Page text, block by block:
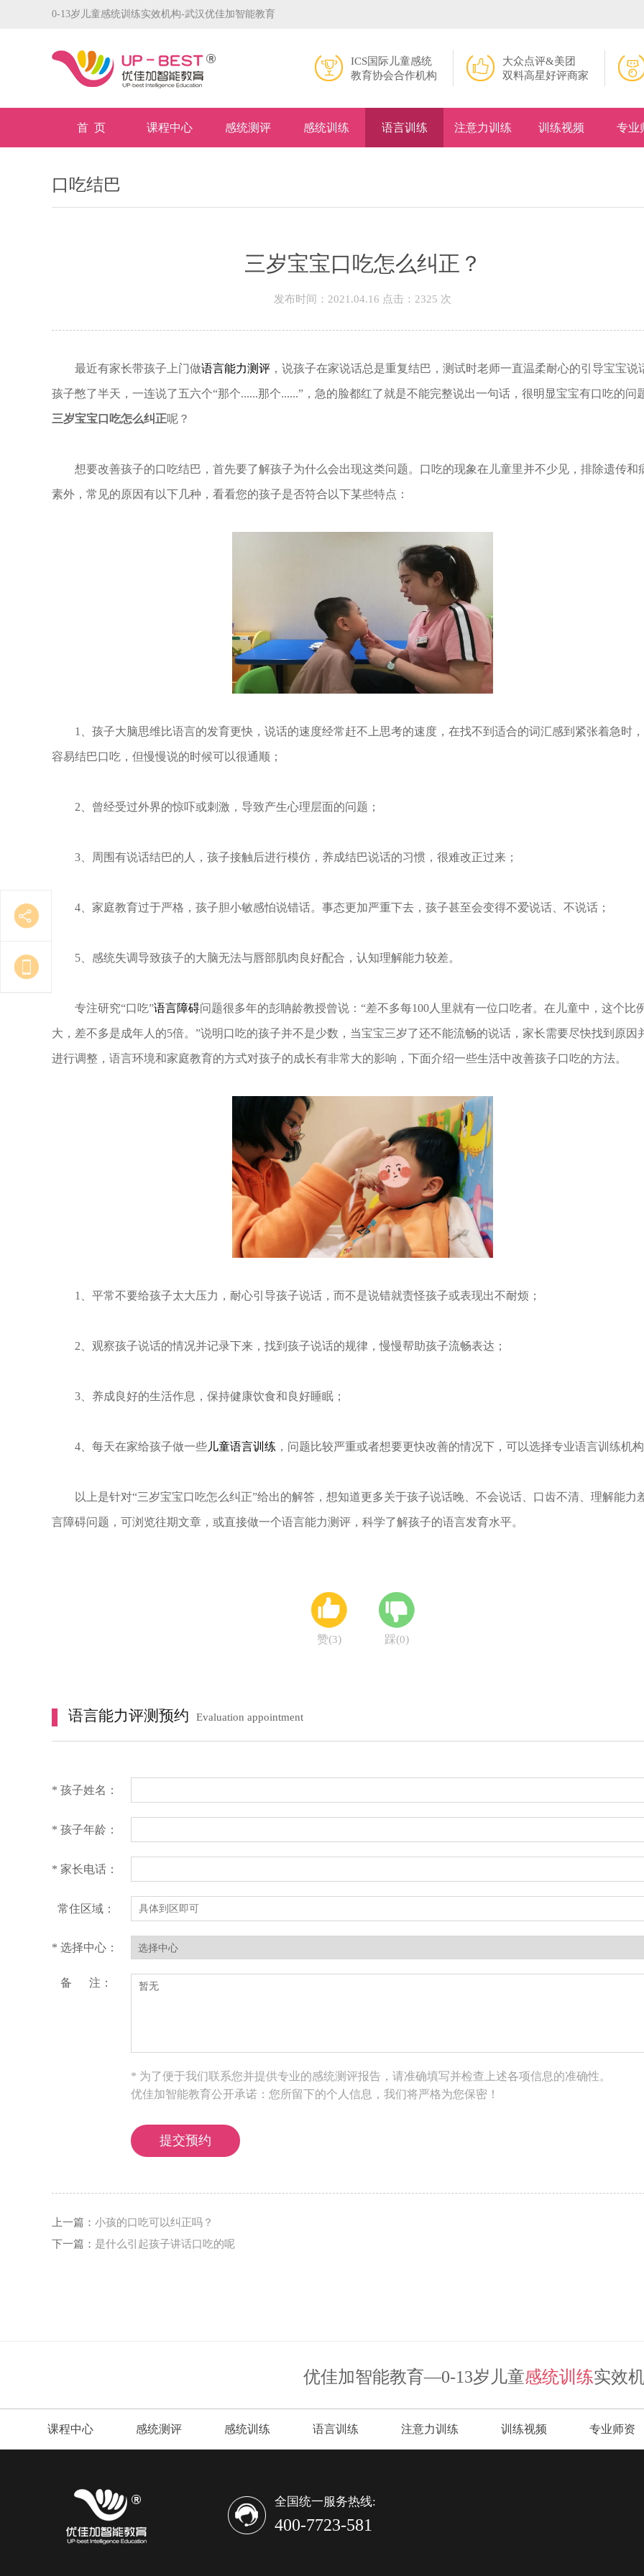
0-13岁儿童感统训练实效机构-武汉优佳加智能教育
大众点评&美团
双料高星好评商家
ICS国际儿童感统
教育协会合作机构
首 页 课程中心 感统测评 感统训练 语言训练 注意力训练 训练视频 专业
口吃结巴
三岁宝宝口吃怎么纠正？
发布时间：2021.04.16 点击：2325 次
最近有家长带孩子上门做语言能力测评 ，说孩子在家说话总是重复结巴，测试时老师一直温柔耐心的引导宝宝说
孩子憋了半天，一连说了五六个“那个......那个......”，急的脸都红了就是不能完整说出一句话，很明显宝宝有口吃的问
三岁宝宝口吃怎么纠正呢？
想要改善孩子的口吃结巴，首先要了解孩子为什么会出现这类问题。口吃的现象在儿童里并不少见，排除遗传和
素外，常见的原因有以下几种，看看您的孩子是否符合以下某些特点：
1、孩子大脑思维比语言的发育更快，说话的速度经常赶不上思考的速度，在找不到适合的词汇感到紧张着急时
容易结巴口吃，但慢慢说的时候可以很通顺；
2、曾经受过外界的惊吓或刺激，导致产生心理层面的问题；
3、周围有说话结巴的人，孩子接触后进行模仿，养成结巴说话的习惯，很难改正过来；
4、家庭教育过于严格，孩子胆小敏感怕说错话。事态更加严重下去，孩子甚至会变得不爱说话、不说话；
5、感统失调导致孩子的大脑无法与唇部肌肉良好配合，认知理解能力较差。
专注研究“口吃”语言障碍问题很多年的彭聃龄教授曾说：“差不多每100人里就有一位口吃者。在儿童中，这个比
大，差不多是成年人的5倍。”说明口吃的孩子并不是少数，当宝宝三岁了还不能流畅的说话，家长需要尽快找到原因
进行调整，语言环境和家庭教育的方式对孩子的成长有非常大的影响，下面介绍一些生活中改善孩子口吃的方法。
1、平常不要给孩子太大压力，耐心引导孩子说话，而不是说错就责怪孩子或表现出不耐烦；
2、观察孩子说话的情况并记录下来，找到孩子说话的规律，慢慢帮助孩子流畅表达；
3、养成良好的生活作息，保持健康饮食和良好睡眠；
4、每天在家给孩子做一些 儿童语言训练 ，问题比较严重或者想要更快改善的情况下，可以选择专业语言训练机构
以上是针对“三岁宝宝口吃怎么纠正”给出的解答，想知道更多关于孩子说话晚、不会说话、口齿不清、理解能力
言障碍问题，可浏览往期文章，或直接做一个语言能力测评，科学了解孩子的语言发育水平。
赞(3) 踩(0)
语言能力评测预约 Evaluation appointment
* 孩子姓名：
* 孩子年龄：
* 家长电话：
常住区域：
* 选择中心：
备 注：
* 为了便于我们联系您并提供专业的感统测评报告，请准确填写并检查上述各项信息的准确性。
优佳加智能教育公开承诺：您所留下的个人信息，我们将严格为您保密！
上一篇： 小孩的口吃可以纠正吗？
下一篇： 是什么引起孩子讲话口吃的呢
优佳加智能教育—0-13岁儿童感统训练实效
课程中心 感统测评 感统训练 语言训练 注意力训练 训练视频 专业师资
全国统一服务热线:
400-7723-581